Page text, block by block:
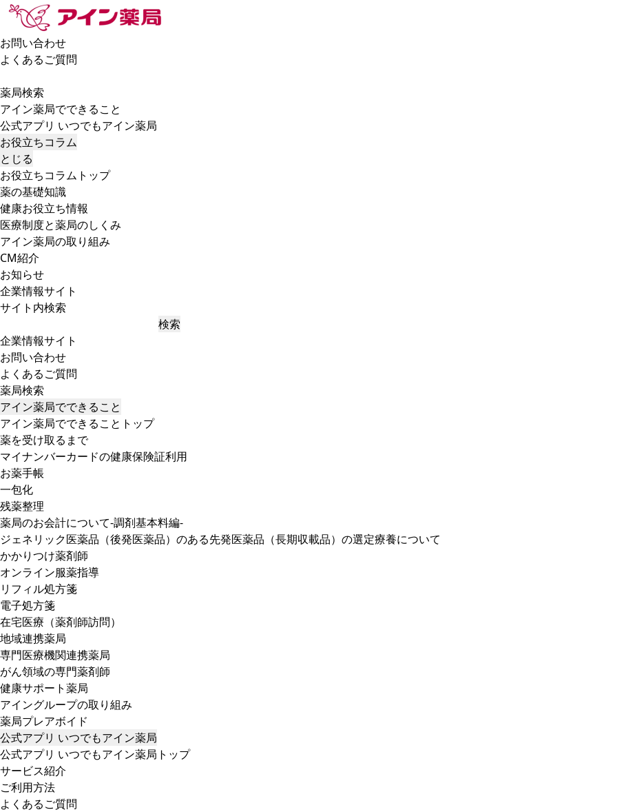
お問い合わせ
よくあるご質問
薬局検索
アイン薬局でできること
公式アプリ いつでもアイン薬局
お役立ちコラム
とじる
お役立ちコラムトップ
薬の基礎知識
健康お役立ち情報
医療制度と薬局のしくみ
アイン薬局の取り組み
CM紹介
お知らせ
企業情報サイト
サイト内検索
検索
企業情報サイト
お問い合わせ
よくあるご質問
薬局検索
アイン薬局でできること
アイン薬局でできることトップ
薬を受け取るまで
マイナンバーカードの健康保険証利用
お薬手帳
一包化
残薬整理
薬局のお会計について-調剤基本料編-
ジェネリック医薬品（後発医薬品）のある先発医薬品（長期収載品）の選定療養について
かかりつけ薬剤師
オンライン服薬指導
リフィル処方箋
電子処方箋
在宅医療（薬剤師訪問）
地域連携薬局
専門医療機関連携薬局
がん領域の専門薬剤師
健康サポート薬局
アイングループの取り組み
薬局プレアボイド
公式アプリ いつでもアイン薬局
公式アプリ いつでもアイン薬局トップ
サービス紹介
ご利用方法
よくあるご質問